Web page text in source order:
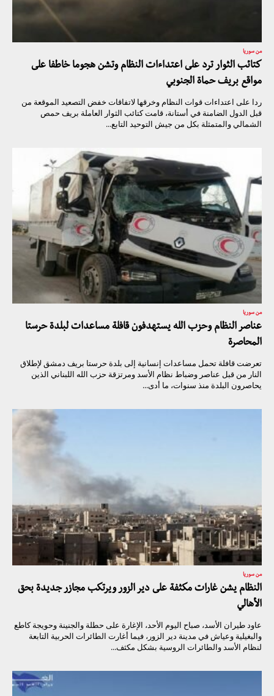
من سوريا
كتائب الثوار ترد على اعتداءات النظام وتشن هجوما خاطفا على
مواقع بريف حماة الجنوبي
ردا على اعتداءات قوات النظام وخرقها لاتفاقات خفض التصعيد الموقعة من
قبل الدول الضامنة في أستانة، قامت كتائب الثوار العاملة بريف حمص
الشمالي والمتمثلة بكل من جيش التوحيد التابع...
من سوريا
عناصر النظام وحزب الله يستهدفون قافلة مساعدات لبلدة حرستا
المحاصرة
تعرضت قافلة تحمل مساعدات إنسانية إلى بلدة حرستا بريف دمشق لإطلاق
النار من قبل عناصر وضباط نظام الأسد ومرتزقة حزب الله اللبناني الذين
يحاصرون البلدة منذ سنوات، ما أدى...
من سوريا
النظام يشن غارات مكثفة على دير الزور ويرتكب مجازر جديدة بحق
الأهالي
عاود طيران الأسد، صباح اليوم الأحد، الإغارة على حطلة والجنينة وحويجة كاطع
والبغيلية وعياش في مدينة دير الزور، فيما أغارت الطائرات الحربية التابعة
لنظام الأسد والطائرات الروسية بشكل مكثف...